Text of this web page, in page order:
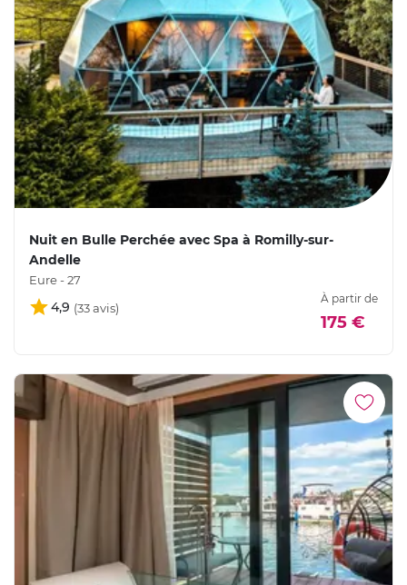
Nuit en Bulle Perchée avec Spa à Romilly-sur-
Andelle
Eure - 27
4,9
À partir de
175 €